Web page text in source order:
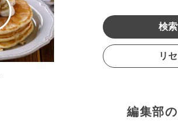
検
リ
編集部